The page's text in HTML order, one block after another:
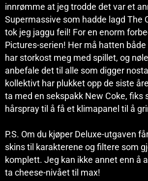
innrømme at jeg trodde det var et
Supermassive som hadde lagd The
tok jeg jaggu feil! For en enorm
Pictures-serien! Her må hatten
har storkost meg med spillet, og
anbefale det til alle som digger
kollektivt har plukket opp de siste
ta med en sekspakk New Coke, fiks
hårspray til å få et klimapanel til å
P.S. Om du kjøper Deluxe-utgaven
skins til karakterene og filtere som
komplett. Jeg kan ikke annet enn å
ta cheese-nivået til max!